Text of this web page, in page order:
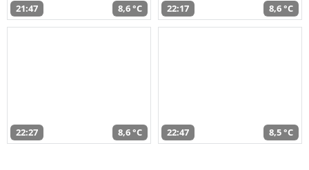
21:47 8,6 °C 22:17 8,6 °C
22:27 8,6 °C 22:47 8,5 °C